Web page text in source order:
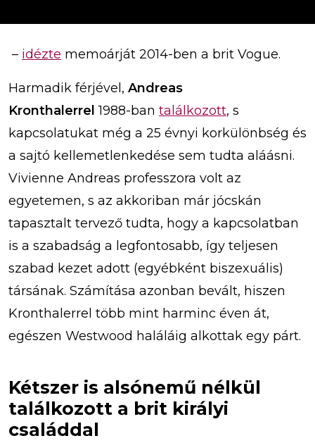
– idézte memoárját 2014-ben a brit Vogue.
Harmadik férjével, Andreas
Kronthalerrel 1988-ban találkozott, s
kapcsolatukat még a 25 évnyi korkülönbség és
a sajtó kellemetlenkedése sem tudta aláásni.
Vivienne Andreas professzora volt az
egyetemen, s az akkoriban már jócskán
tapasztalt tervező tudta, hogy a kapcsolatban
is a szabadság a legfontosabb, így teljesen
szabad kezet adott (egyébként biszexuális)
társának. Számítása azonban bevált, hiszen
Kronthalerrel több mint harminc éven át,
egészen Westwood haláláig alkottak egy párt.
Kétszer is alsónemű nélkül
találkozott a brit királyi
családdal